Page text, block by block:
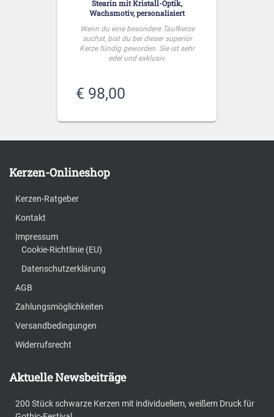
Stearin mit Kristall-Optik,
Wachsmotiv, personalisiert
Wenn du eine besondere Taufkerze
suchst, bist du bei dieser superior
Kerze fündig geworden. Sie ist sehr
edel und exklusiv.
€ 98,00
Kerzen-Onlineshop
Kerzen-Ratgeber
Kontakt
Impressum
Cookie-Richtlinie (EU)
Datenschutzerklärung
AGB
Zahlungsmöglichkeiten
Versandbedingungen
Widerrufsrecht
Aktuelle Newsbeiträge
200 Stück schwarze Kerzen mit individuellem, weißem Druck für